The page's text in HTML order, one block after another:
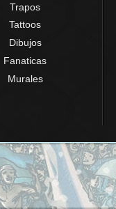
Trapos
Tattoos
Dibujos
Fanaticas
Murales